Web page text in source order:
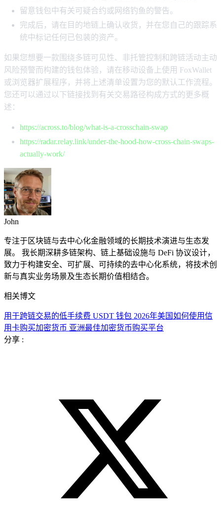
留意钱包中有关可疑合约或网络钓鱼的警告。
完成后，请在目的地链上确认收货，并在您自己的跟踪系
统中标记任何已包装的资产。
如果您想要一款围绕多链可见性、非托管控制和跨链活动主动
风险预警而构建的钱包体验，请在移动设备上使用 FoxWallet
或浏览器扩展程序，并将上述清单设置为您的默认工作流程。
您还可以通过以下链接找到有关交易路径构成方式的更多概
述：
https://across.to/blog/what-is-a-crosschain-swap
https://radar.relay.link/under-the-hood-how-cross-chain-swaps-
actually-work/
John
专注于区块链与去中心化金融领域的长期技术演进与生态发
展。 我长期深耕多链架构、链上基础设施与 DeFi 协议设计，
致力于构建安全、可扩展、可持续的去中心化系统，将技术创
新与真实业务场景及生态长期价值相结合。
相关博文
用于跨链交易的低手续费 USDT 钱包 2026年美国如何使用信
用卡购买加密货币 亚洲最佳加密货币购买平台
分享 :